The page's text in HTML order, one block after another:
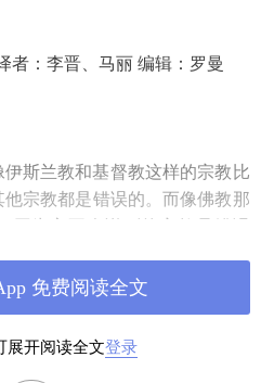
译者：李晋、马丽 编辑：罗曼
斯兰教和基督教这样的宗教比
宗教都是错误的。而像佛教那
因为它不会说别的宗教是错误
的立场是无限开放的。这就像
他们也是用类似的方式来谈论
教并非像很多人想的那样对其
人被问到是否佛才是“最终极的
展开阅读全文登录
免费阅读全文